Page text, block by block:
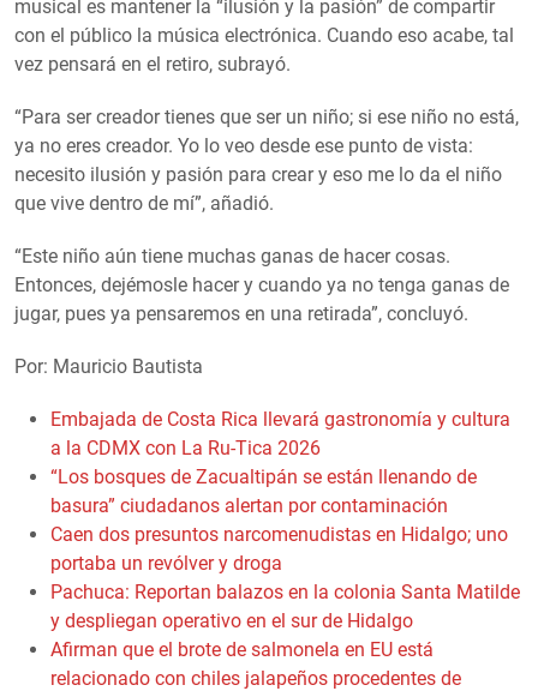
musical es mantener la “ilusión y la pasión” de compartir
con el público la música electrónica. Cuando eso acabe, tal
vez pensará en el retiro, subrayó.
“Para ser creador tienes que ser un niño; si ese niño no está,
ya no eres creador. Yo lo veo desde ese punto de vista:
necesito ilusión y pasión para crear y eso me lo da el niño
que vive dentro de mí”, añadió.
“Este niño aún tiene muchas ganas de hacer cosas.
Entonces, dejémosle hacer y cuando ya no tenga ganas de
jugar, pues ya pensaremos en una retirada”, concluyó.
Por: Mauricio Bautista
Embajada de Costa Rica llevará gastronomía y cultura
a la CDMX con La Ru-Tica 2026
“Los bosques de Zacualtipán se están llenando de
basura” ciudadanos alertan por contaminación
Caen dos presuntos narcomenudistas en Hidalgo; uno
portaba un revólver y droga
Pachuca: Reportan balazos en la colonia Santa Matilde
y despliegan operativo en el sur de Hidalgo
Afirman que el brote de salmonela en EU está
relacionado con chiles jalapeños procedentes de